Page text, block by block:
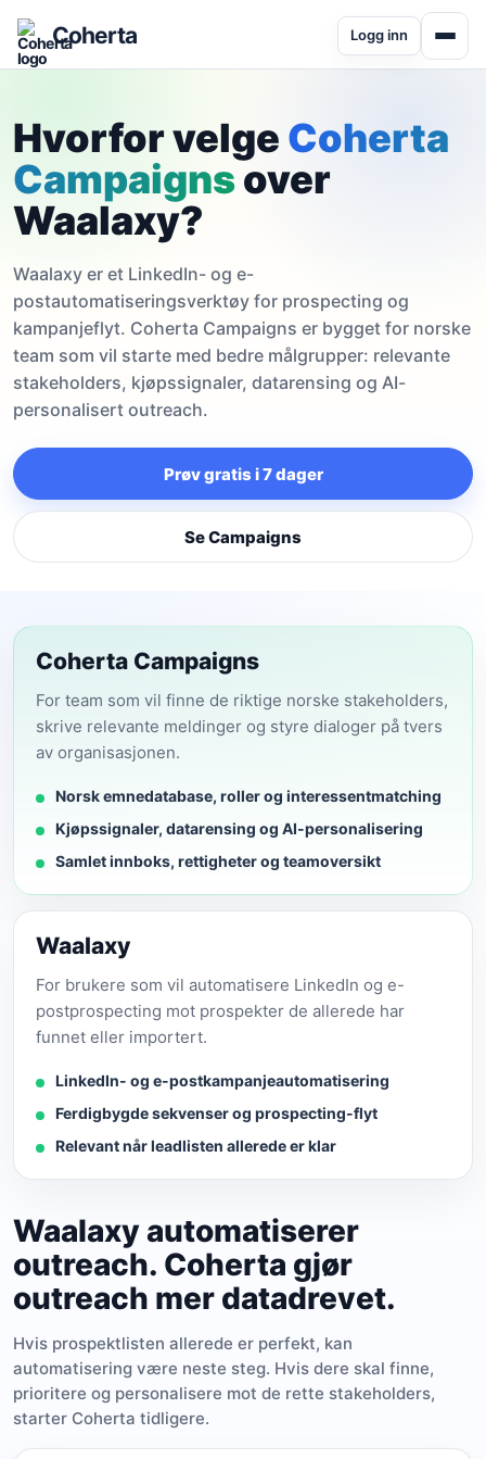
Coherta Logg inn
Hvorfor velge Coherta
Campaignsover
Waalaxy?
Waalaxy er et LinkedIn- og e-
postautomatiseringsverktøy for prospecting og
kampanjeflyt. Coherta Campaigns er bygget for norske
team som vil starte med bedre målgrupper: relevante
stakeholders, kjøpssignaler, datarensing og AI-
personalisert outreach.
Prøv gratis i 7 dager
Se Campaigns
Coherta Campaigns
For team som vil finne de riktige norske stakeholders,
skrive relevante meldinger og styre dialoger på tvers
av organisasjonen.
Norsk emnedatabase, roller og interessentmatching
Kjøpssignaler, datarensing og AI-personalisering
Samlet innboks, rettigheter og teamoversikt
Waalaxy
For brukere som vil automatisere LinkedIn og e-
postprospecting mot prospekter de allerede har
funnet eller importert.
LinkedIn- og e-postkampanjeautomatisering
Ferdigbygde sekvenser og prospecting-flyt
Relevant når leadlisten allerede er klar
Waalaxy automatiserer
outreach. Coherta gjør
outreach mer datadrevet.
Hvis prospektlisten allerede er perfekt, kan
automatisering være neste steg. Hvis dere skal finne,
prioritere og personalisere mot de rette stakeholders,
starter Coherta tidligere.